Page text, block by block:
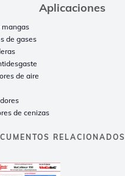
Aplicaciones
mangas
de gases
de aire
de cenizas
RELACIONADOS